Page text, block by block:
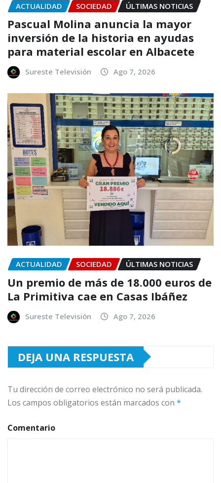
ACTUALIDAD SOCIEDAD ÚLTIMAS NOTICIAS
Pascual Molina anuncia la mayor
inversión de la historia en ayudas
para material escolar en Albacete
Sureste Televisión Ago 7, 2026
ACTUALIDAD SOCIEDAD ÚLTIMAS NOTICIAS
Un premio de más de 18.000 euros de
La Primitiva cae en Casas Ibáñez
Sureste Televisión Ago 7, 2026
DEJA UNA RESPUESTA
Tu dirección de correo electrónico no será publicada.
Los campos obligatorios están marcados con *
Comentario